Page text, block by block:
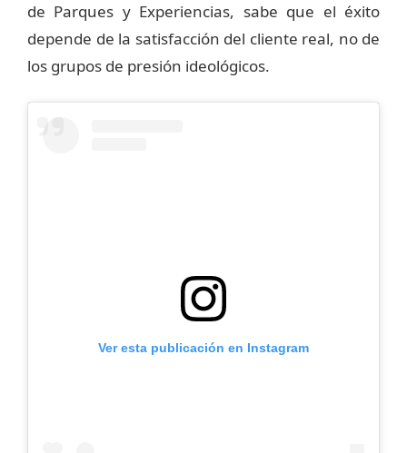
de Parques y Experiencias, sabe que el éxito
depende de la satisfacción del cliente real, no de
los grupos de presión ideológicos.
Ver esta publicación en Instagram